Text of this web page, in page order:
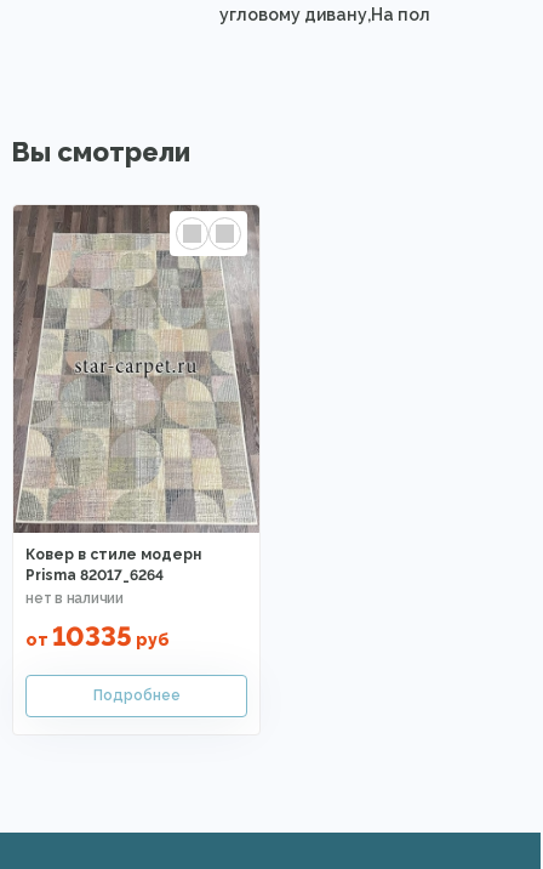
угловому дивану,На пол
Вы смотрели
Ковер в стиле модерн
Prisma 82017_6264
от 10335 руб